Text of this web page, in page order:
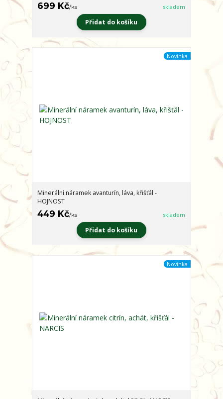
699 Kč/ks skladem
Přidat do košíku
Novinka
Minerální náramek avanturín, láva, křišťál -
HOJNOST
449 Kč/ks skladem
Přidat do košíku
Novinka